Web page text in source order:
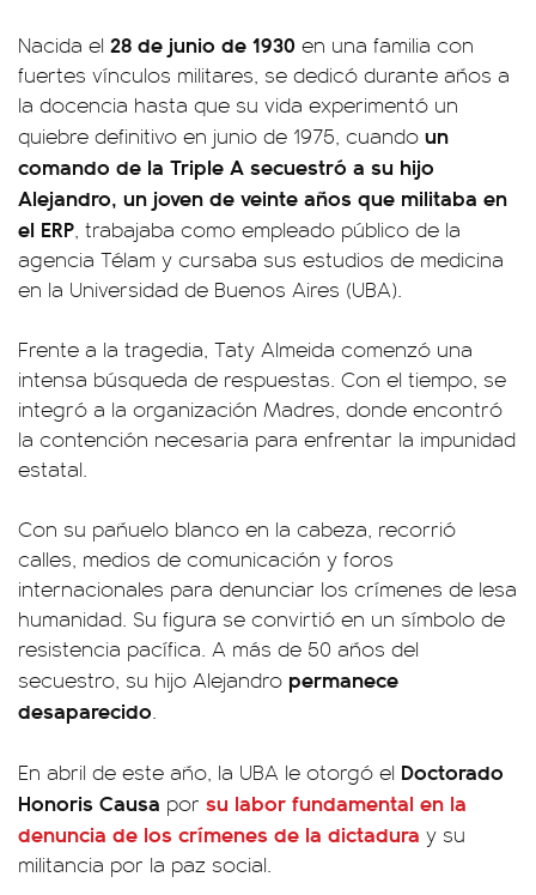
Nacida el 28 de junio de 1930 en una familia con
fuertes vínculos militares, se dedicó durante años a
la docencia hasta que su vida experimentó un
quiebre definitivo en junio de 1975, cuando un
comando de la Triple A secuestró a su hijo
Alejandro, un joven de veinte años que militaba en
el ERP, trabajaba como empleado público de la
agencia Télam y cursaba sus estudios de medicina
en la Universidad de Buenos Aires (UBA).
Frente a la tragedia, Taty Almeida comenzó una
intensa búsqueda de respuestas. Con el tiempo, se
integró a la organización Madres, donde encontró
la contención necesaria para enfrentar la impunidad
estatal.
Con su pañuelo blanco en la cabeza, recorrió
calles, medios de comunicación y foros
internacionales para denunciar los crímenes de lesa
humanidad. Su figura se convirtió en un símbolo de
resistencia pacífica. A más de 50 años del
secuestro, su hijo Alejandro permanece
desaparecido.
En abril de este año, la UBA le otorgó el Doctorado
Honoris Causa por su labor fundamental en la
denuncia de los crímenes de la dictadura y su
militancia por la paz social.